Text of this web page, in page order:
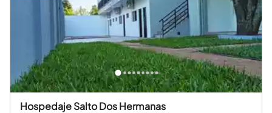
Hospedaje Salto Dos Hermanas